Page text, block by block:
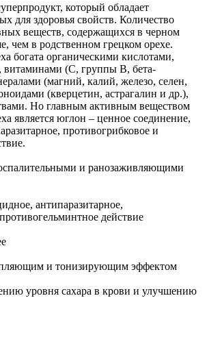
который обладает
для здоровья свойств. Количество
веществ, содержащихся в черном
чем в родственном грецком орехе.
богата органическими кислотами,
(С, группы В, бета-
(магний, калий, железо, селен,
(кверцетин, астрагалин и др.),
Но главным активным веществом
является юглон – ценное соединение,
противогрибковое и
и ранозаживляющими
антипаразитарное,
действие
и тонизирующим эффектом
уровня сахара в крови и улучшению